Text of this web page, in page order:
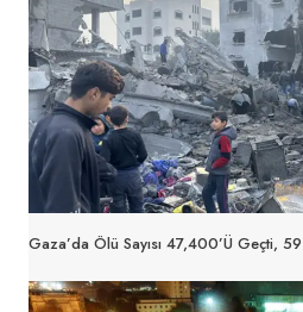
Gaza’da Ölü Sayısı 47,400’ü Geçti, 59